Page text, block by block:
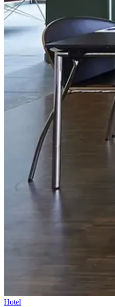
Hotel